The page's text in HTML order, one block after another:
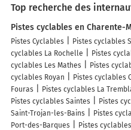
Top recherche des
Pistes cyclables en Charente-
Pistes Cyclables Pistes cyclables
cyclables La Rochelle
Pistes
cyclables Les Mathes
Pistes
cyclables Royan
Pistes cyclables
Fouras
Pistes cyclables La
Pistes cyclables Saintes
Pistes
Saint-Trojan-les-Bains
Pistes
Port-des-Barques
Pistes